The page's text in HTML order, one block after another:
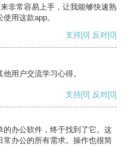
非常容易上手，让我能够快速熟
用这款app。
支持[0] 反对[0]
用户交流学习心得。
支持[0] 反对[0]
办公软件，终于找到了它。这
办公的所有需求。操作也很简